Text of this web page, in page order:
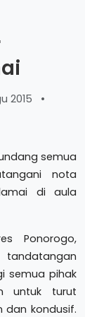
2015
•
semua
nota
di aula
Ponorogo,
tandatangan
semua pihak
untuk turut
dan kondusif.